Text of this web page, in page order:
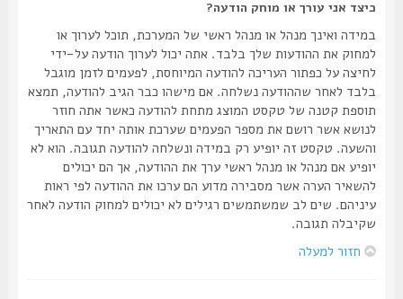
כיצד אני עורך או מוחק הודעה?
במידה ואינך מנהל או מנהל ראשי של המערכת, תוכל לערוך או
למחוק את ההודעות שלך בלבד. אתה יכול לערוך הודעה על-ידי
לחיצה על כפתור העריכה להודעה המיוחסת, לפעמים לזמן מוגבל
בלבד לאחר שההודעה נשלחה. אם מישהו כבר הגיב להודעה, תמצא
תוספת קטנה של טקסט המוצג מתחת להודעה כאשר אתה חוזר
לנושא אשר רושם את מספר הפעמים שערכת אותה יחד עם התאריך
והשעה. טקסט זה יופיע רק במידה ונשלחה להודעה תגובה. הוא לא
יופיע אם מנהל או מנהל ראשי ערך את ההודעה, אך הם יכולים
להשאיר הערה אשר מסבירה מדוע הם ערכו את ההודעה לפי ראות
עיניהם. שים לב שמשתמשים רגילים לא יכולים למחוק הודעה לאחר
שקיבלה תגובה.
חזור למעלה